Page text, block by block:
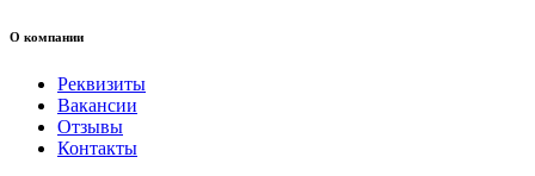
О компании
Реквизиты
Вакансии
Отзывы
Контакты